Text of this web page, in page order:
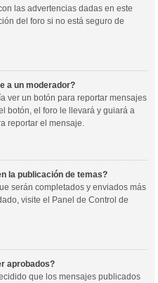
las advertencias dadas en este
del foro si no está seguro de
a un moderador?
ver un botón para reportar mensajes
botón, el foro le llevará y guiará a
reportar el mensaje.
la publicación de temas?
serán completados y enviados más
visite el Panel de Control de
aprobados?
que los mensajes publicados